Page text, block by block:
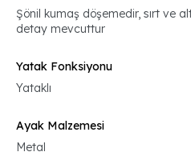
Şönil kumaş döşemedir, sırt ve
detay mevcuttur
Yatak Fonksiyonu
Yataklı
Ayak Malzemesi
Metal